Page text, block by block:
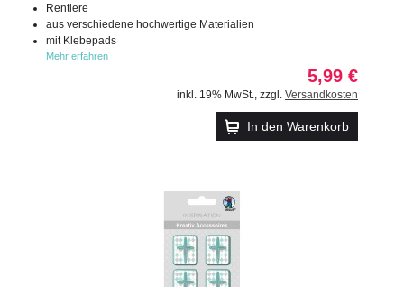
Rentiere
aus verschiedene hochwertige Materialien
mit Klebepads
Mehr erfahren
5,99 €
inkl. 19% MwSt. zzgl. Versandkosten
In den Warenkorb